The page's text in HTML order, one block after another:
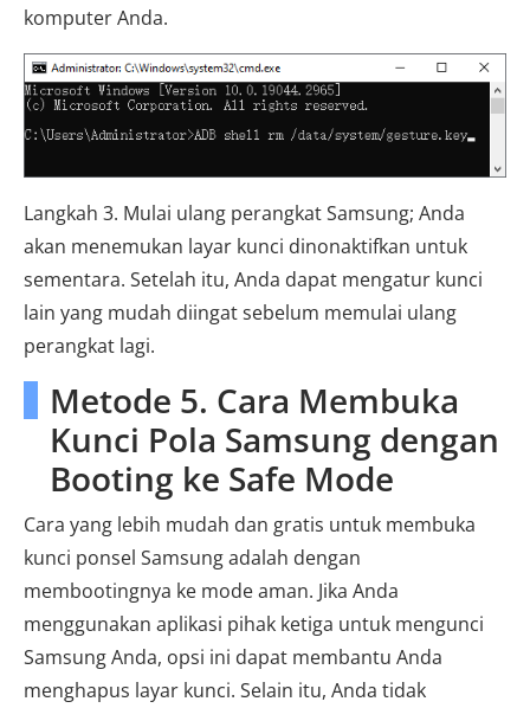
komputer Anda.
Langkah 3. Mulai ulang perangkat Samsung; Anda
akan menemukan layar kunci dinonaktifkan untuk
sementara. Setelah itu, Anda dapat mengatur kunci
lain yang mudah diingat sebelum memulai ulang
perangkat lagi.
Metode 5. Cara Membuka
Kunci Pola Samsung dengan
Booting ke Safe Mode
Cara yang lebih mudah dan gratis untuk membuka
kunci ponsel Samsung adalah dengan
membootingnya ke mode aman. Jika Anda
menggunakan aplikasi pihak ketiga untuk mengunci
Samsung Anda, opsi ini dapat membantu Anda
menghapus layar kunci. Selain itu, Anda tidak